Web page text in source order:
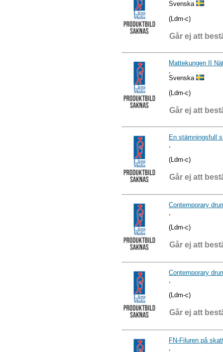
Svenska
(Ldm-c)
Går ej att
Mattekungen II
Svenska
(Ldm-c)
Går ej att
En stämningsfull
(Ldm-c)
Går ej att
Contemporary
(Ldm-c)
Går ej att
Contemporary
(Ldm-c)
Går ej att
FN-Filuren på